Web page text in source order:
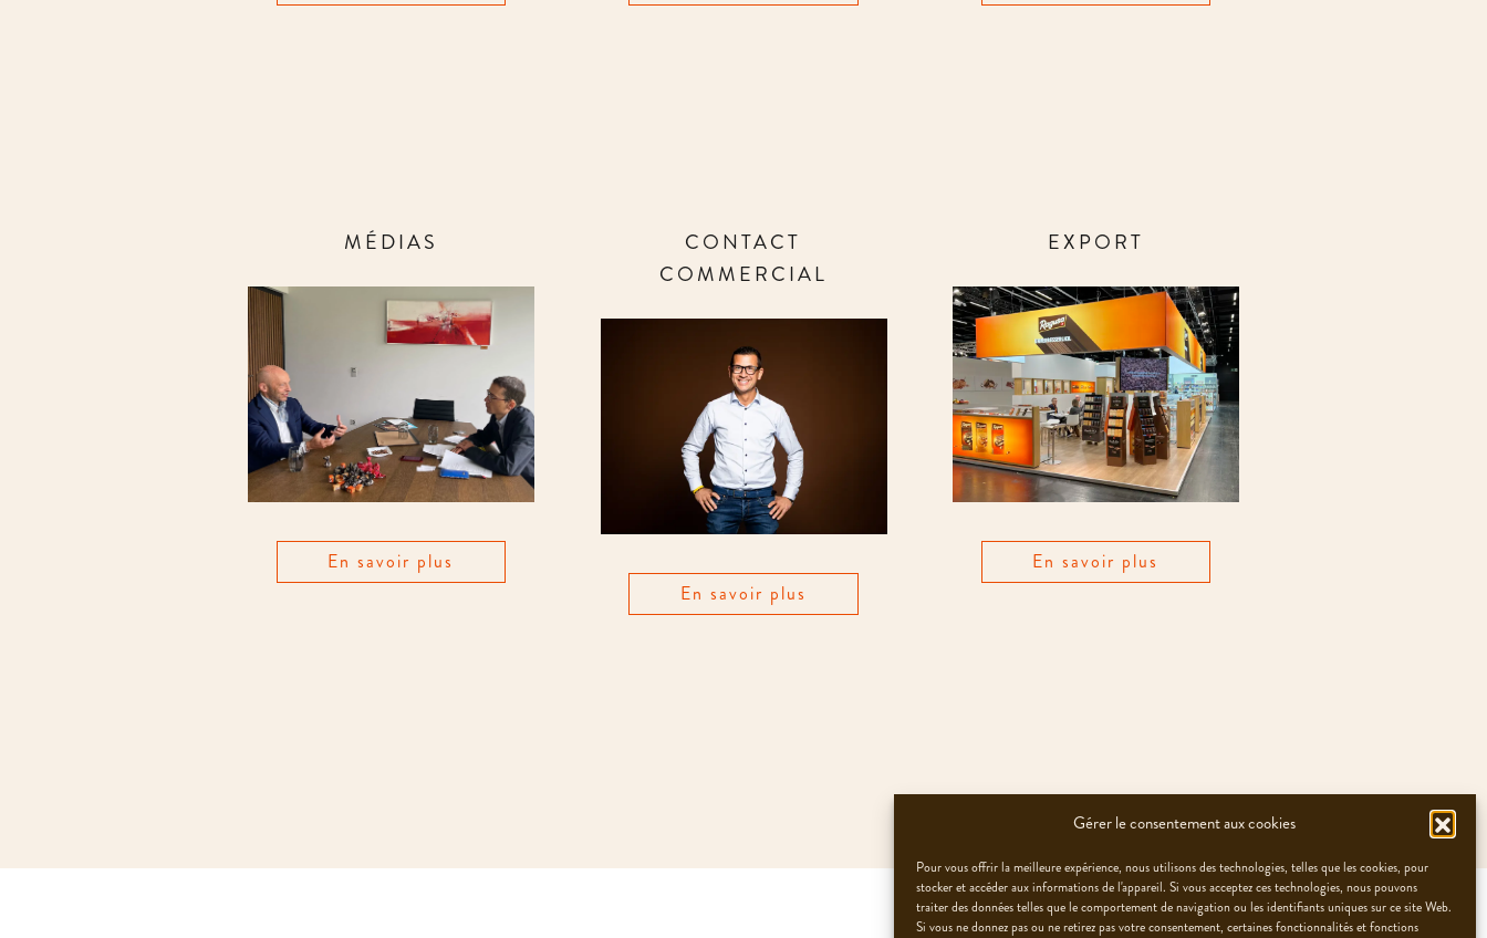
Gérer le consentement aux cookies
Pour vous offrir la meilleure expérience, nous utilisons des technologies, telles que les cookies, pour
stocker et accéder aux informations de l'appareil. Si vous acceptez ces technologies, nous pouvons
traiter des données telles que le comportement de navigation ou les identifiants uniques sur ce site Web.
Si vous ne donnez pas ou ne retirez pas votre consentement, certaines fonctionnalités et fonctions
MÉDIAS
En savoir plus
CONTACT
COMMERCIAL
En savoir plus
EXPORT
En savoir plus